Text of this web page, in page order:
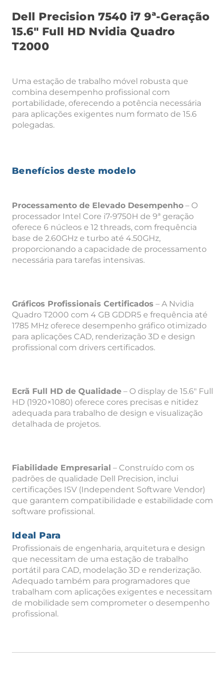
Dell Precision 7540 i7 9ª-Geração
15.6″ Full HD Nvidia Quadro
T2000
Uma estação de trabalho móvel robusta que
combina desempenho profissional com
portabilidade, oferecendo a potência necessária
para aplicações exigentes num formato de 15.6
polegadas.
Benefícios deste modelo
Processamento de Elevado Desempenho – O
processador Intel Core i7-9750H de 9ª geração
oferece 6 núcleos e 12 threads, com frequência
base de 2.60GHz e turbo até 4.50GHz,
proporcionando a capacidade de processamento
necessária para tarefas intensivas.
Gráficos Profissionais Certificados – A Nvidia
Quadro T2000 com 4 GB GDDR5 e frequência até
1785 MHz oferece desempenho gráfico otimizado
para aplicações CAD, renderização 3D e design
profissional com drivers certificados.
Ecrã Full HD de Qualidade – O display de 15.6″ Full
HD (1920×1080) oferece cores precisas e nitidez
adequada para trabalho de design e visualização
detalhada de projetos.
Fiabilidade Empresarial – Construído com os
padrões de qualidade Dell Precision, inclui
certificações ISV (Independent Software Vendor)
que garantem compatibilidade e estabilidade com
software profissional.
Ideal Para
Profissionais de engenharia, arquitetura e design
que necessitam de uma estação de trabalho
portátil para CAD, modelação 3D e renderização.
Adequado também para programadores que
trabalham com aplicações exigentes e necessitam
de mobilidade sem comprometer o desempenho
profissional.